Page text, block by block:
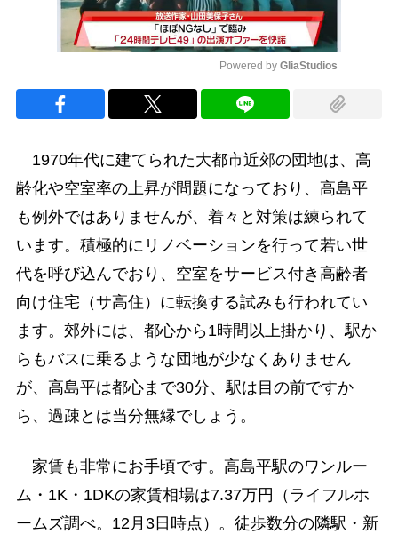
Powered by GliaStudios
1970年代に建てられた大都市近郊の団地は、高
齢化や空室率の上昇が問題になっており、高島平
も例外ではありませんが、着々と対策は練られて
います。積極的にリノベーションを行って若い世
代を呼び込んでおり、空室をサービス付き高齢者
向け住宅（サ高住）に転換する試みも行われてい
ます。郊外には、都心から1時間以上掛かり、駅か
らもバスに乗るような団地が少なくありません
が、高島平は都心まで30分、駅は目の前ですか
ら、過疎とは当分無縁でしょう。
家賃も非常にお手頃です。高島平駅のワンルー
ム・1K・1DKの家賃相場は7.37万円（ライフルホ
ームズ調べ。12月3日時点）。徒歩数分の隣駅・新